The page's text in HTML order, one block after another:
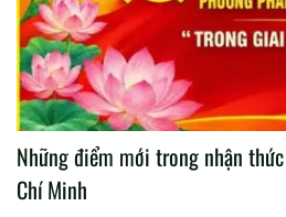
Những điểm mới trong nhận
Chí Minh